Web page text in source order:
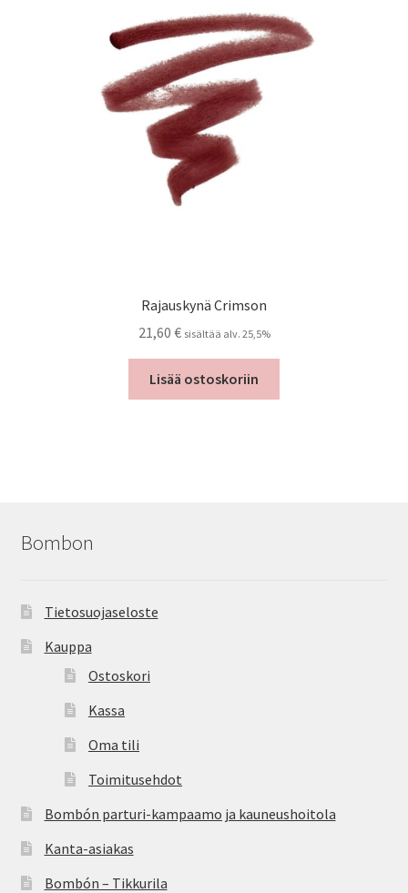
Rajauskynä Crimson
21,60 € sisältää alv. 25,5%
Lisää ostoskoriin
Bombon
Tietosuojaseloste
Kauppa
Ostoskori
Kassa
Oma tili
Toimitusehdot
Bombón parturi-kampaamo ja kauneushoitola
Kanta-asiakas
Bombón – Tikkurila